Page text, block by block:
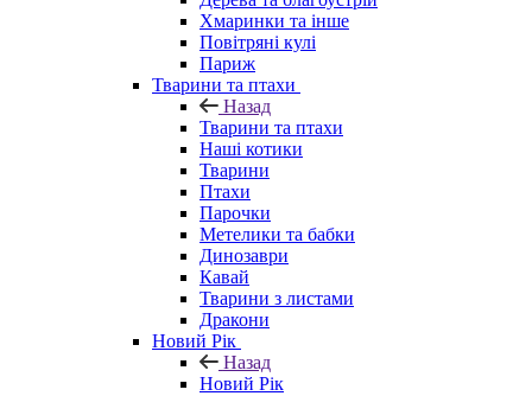
Хмаринки та інше
Повітряні кулі
Париж
Тварини та птахи
Назад
Тварини та птахи
Наші котики
Тварини
Птахи
Парочки
Метелики та бабки
Динозаври
Кавай
Тварини з листами
Дракони
Новий Рік
Назад
Новий Рік